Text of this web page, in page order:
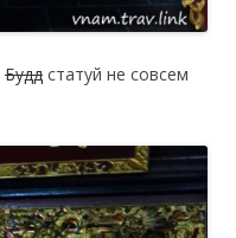
Будд статуй не совсем